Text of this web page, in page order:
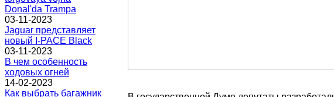
Donal'da Trampa
03-11-2023
Jaguar представляет
новый I-PACE Black
03-11-2023
В чем особенность
ходовых огней
14-02-2023
Как выбрать багажник